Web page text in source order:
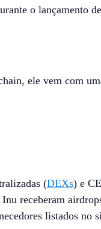
o lançamento
ele vem com
(DEXs) e
receberam
listados